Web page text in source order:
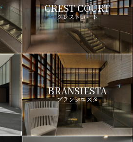
CREST COURT
クレストコート
BRANSIESTA
ブランシエスタ